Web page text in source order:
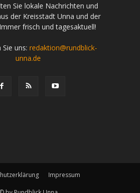
Sie lokale Nachrichten und
der Kreisstadt Unna und der
frisch und tagesaktuell!
uns: redaktion@rundblick-
unna.de
Impressum